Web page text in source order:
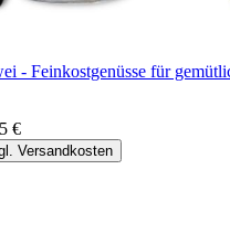
- Feinkostgenüsse für
€
Versandkosten